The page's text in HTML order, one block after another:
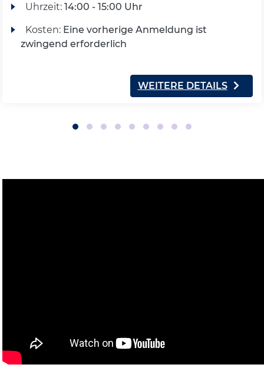
Uhrzeit: 14:00 - 15:00 Uhr
Kosten: Eine vorherige Anmeldung ist
zwingend erforderlich
WEITERE DETAILS